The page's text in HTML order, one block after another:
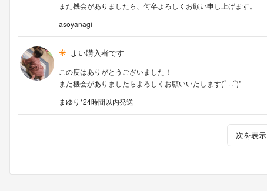
また機会がありましたら、何卒よろしくお願い申し上げます。
asoyanagi
よい購入者です
この度はありがとうございました！
また機会がありましたらよろしくお願いいたします(՞ . .՞)"
まゆり*24時間以内発送
次を表示